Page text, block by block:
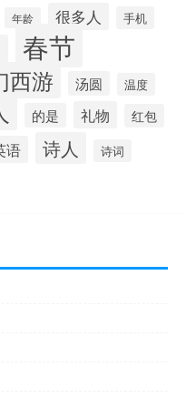
年龄 很多人
手机
春节
西游 汤圆 温度
的是 礼物 红包
语 诗人 诗词